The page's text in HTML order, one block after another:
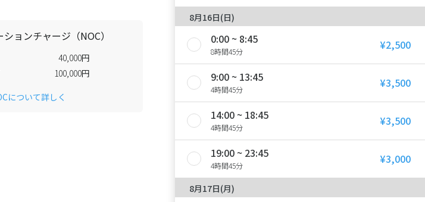
ョンチャージ（NOC）
40,000円
100,000円
について詳しく
8月16日(日)
0:00 ~ 8:45
8時間45分 ¥2,500
9:00 ~ 13:45
4時間45分 ¥3,500
14:00 ~ 18:45
4時間45分 ¥3,500
19:00 ~ 23:45
4時間45分 ¥3,000
8月17日(月)